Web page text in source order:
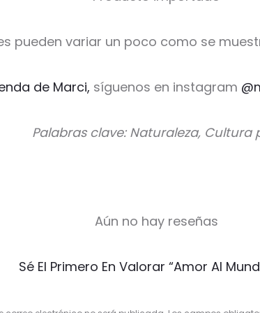
pueden variar un poco como se
de Marci, síguenos en instagram
Palabras clave: Naturaleza, Cultura
Aún no hay reseñas
Sé El Primero En Valorar “Amor Al